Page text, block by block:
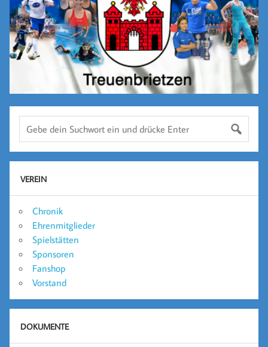
VEREIN
Chronik
Ehrenmitglieder
Spielstätten
Sponsoren
Fanshop
Vorstand
DOKUMENTE